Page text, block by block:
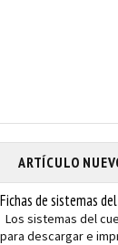
ARTÍCULO
Fichas de sistemas
Los sistemas del
para descargar e